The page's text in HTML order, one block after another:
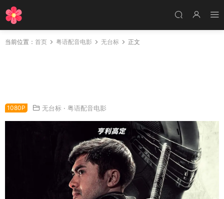
当前位置： 首页 粤语配音电影 无台标 正文
1080P 无台标 · 粤语配音电影